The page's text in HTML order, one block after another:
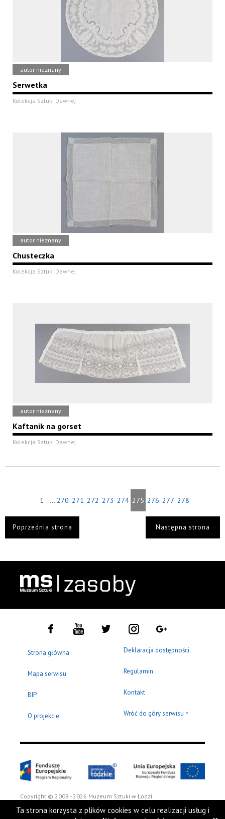
autor nieznany
Serwetka
Kolekcja Sztuki Dawnej
autor nieznany
Chusteczka
Kolekcja Sztuki Dawnej
autor nieznany
Kaftanik na gorset
Kolekcja Sztuki Dawnej
1 ... 270 271 272 273 274 275 276 277 278
Poprzednia strona Następna strona
Strona główna
Mapa serwisu
BIP
O projekcie
Deklaracja dostępności
Regulamin
Kontakt
Wróć do góry serwisu ^
Copyright © 2009 - 2026 Muzeum Sztuki w Łodzi
Ta strona korzysta z plików cookies w celu realizacji usług i